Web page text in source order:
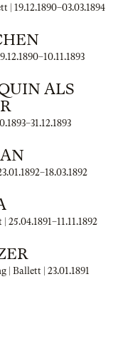
| 19.12.1890–03.03.1894
–10.11.1893
ALS
–31.12.1893
–18.03.1892
25.04.1891–11.11.1892
| Ballett | 23.01.1891